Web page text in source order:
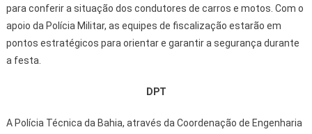
para conferir a situação dos condutores de carros e motos. Com o
apoio da Polícia Militar, as equipes de fiscalização estarão em
pontos estratégicos para orientar e garantir a segurança durante
a festa.
DPT
A Polícia Técnica da Bahia, através da Coordenação de Engenharia